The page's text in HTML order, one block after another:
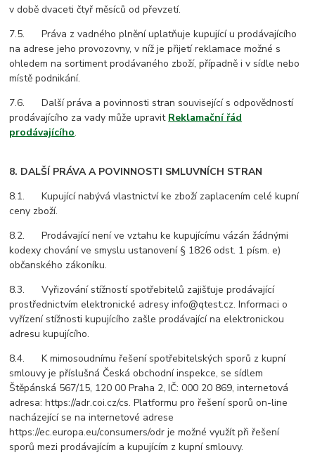
v době dvaceti čtyř měsíců od převzetí.
7.5. Práva z vadného plnění uplatňuje kupující u prodávajícího
na adrese jeho provozovny, v níž je přijetí reklamace možné s
ohledem na sortiment prodávaného zboží, případně i v sídle nebo
místě podnikání.
7.6. Další práva a povinnosti stran související s odpovědností
prodávajícího za vady může upravit Reklamační řád
prodávajícího.
8. DALŠÍ PRÁVA A POVINNOSTI SMLUVNÍCH STRAN
8.1. Kupující nabývá vlastnictví ke zboží zaplacením celé kupní
ceny zboží.
8.2. Prodávající není ve vztahu ke kupujícímu vázán žádnými
kodexy chování ve smyslu ustanovení § 1826 odst. 1 písm. e)
občanského zákoníku.
8.3. Vyřizování stížností spotřebitelů zajišťuje prodávající
prostřednictvím elektronické adresy info@qtest.cz. Informaci o
vyřízení stížnosti kupujícího zašle prodávající na elektronickou
adresu kupujícího.
8.4. K mimosoudnímu řešení spotřebitelských sporů z kupní
smlouvy je příslušná Česká obchodní inspekce, se sídlem
Štěpánská 567/15, 120 00 Praha 2, IČ: 000 20 869, internetová
adresa: https://adr.coi.cz/cs. Platformu pro řešení sporů on-line
nacházející se na internetové adrese
https://ec.europa.eu/consumers/odr je možné využít při řešení
sporů mezi prodávajícím a kupujícím z kupní smlouvy.